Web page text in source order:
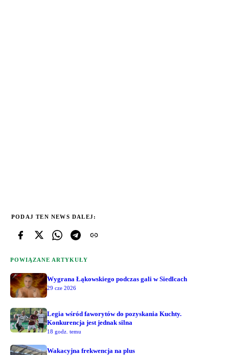
PODAJ TEN NEWS DALEJ:
POWIĄZANE ARTYKUŁY
Wygrana Łąkowskiego podczas gali w Siedlcach
29 cze 2026
Legia wśród faworytów do pozyskania Kuchty.
Konkurencja jest jednak silna
18 godz. temu
Wakacyjna frekwencja na plus